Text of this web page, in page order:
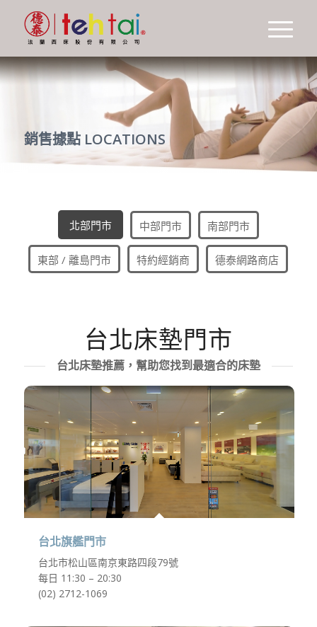
銷售據點 LOCATIONS
北部門市 中部門市 南部門市
東部 / 離島門市 特約經銷商 德泰網路商店
台北床墊門市
台北床墊推薦，幫助您找到最適合的床墊
台北旗艦門市
台北市松山區南京東路四段79號
每日 11:30 – 20:30
(02) 2712-1069